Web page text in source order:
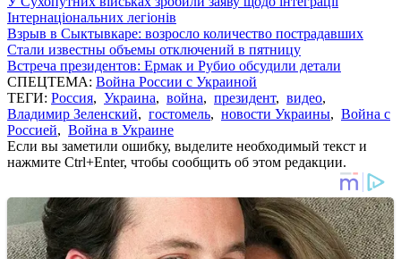
Інтернаціональних легіонів
Взрыв в Сыктывкаре: возросло количество пострадавших
Стали известны объемы отключений в пятницу
Встреча президентов: Ермак и Рубио обсудили детали
СПЕЦТЕМА: Война России с Украиной
ТЕГИ: Россия, Украина, война, президент, видео,
Владимир Зеленский, гостомель, новости Украины, Война с
Россией, Война в Украине
Если вы заметили ошибку, выделите необходимый текст и
нажмите Ctrl+Enter, чтобы сообщить об этом редакции.